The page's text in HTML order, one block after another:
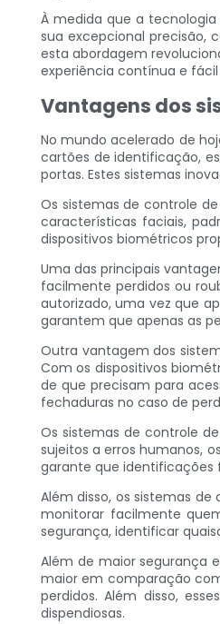
À medida que a
sua excepcional precisão,
esta abordagem
experiência contínua e
Vantagens dos
No mundo acelerado de
cartões de identificação,
portas. Estes sistemas
Os sistemas de controle
características faciais,
dispositivos biométricos
Uma das principais
facilmente perdidos ou
autorizado, uma vez que
garantem que apenas as
Outra vantagem dos
Com os dispositivos
de que precisam para
fechaduras no caso de
Os sistemas de controle
sujeitos a erros humanos,
garante que identificações
Além disso, os sistemas
monitorar facilmente
segurança, identificar
Além de maior segurança
maior em comparação
perdidos. Além disso,
dispendiosas.